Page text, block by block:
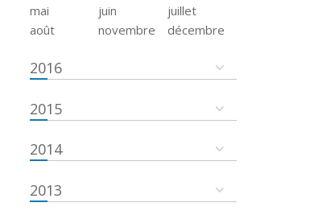
mai
juin
juillet
août
novembre décembre
2016
2015
2014
2013